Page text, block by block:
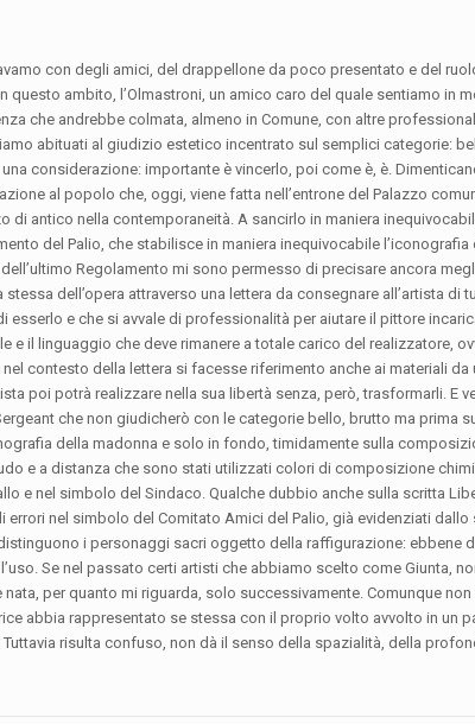
con degli amici, del drappellone da poco presentato e del
questo ambito, l’Olmastroni, un amico caro del quale sentiamo in
che andrebbe colmata, almeno in Comune, con altre
abituati al giudizio estetico incentrato sul semplici categorie:
considerazione: importante è vincerlo, poi come è, è.
al popolo che, oggi, viene fatta nell’entrone del Palazzo
di antico nella contemporaneità. A sancirlo in maniera
del Palio, che stabilisce in maniera inequivocabile l’iconografia
Regolamento mi sono permesso di precisare ancora
stessa dell’opera attraverso una lettera da consegnare all’artista di
esserlo e che si avvale di professionalità per aiutare il pittore
e il linguaggio che deve rimanere a totale carico del realizzatore,
nel contesto della lettera si facesse riferimento anche ai materiali da
poi potrà realizzare nella sua libertà senza, però, trasformarli. E
che non giudicherò con le categorie bello, brutto ma prima
della madonna e solo in fondo, timidamente sulla
e a distanza che sono stati utilizzati colori di composizione
e nel simbolo del Sindaco. Qualche dubbio anche sulla scritta
nel simbolo del Comitato Amici del Palio, già evidenziati
i personaggi sacri oggetto della raffigurazione: ebbene
Se nel passato certi artisti che abbiamo scelto come Giunta,
per quanto mi riguarda, solo successivamente. Comunque non
abbia rappresentato se stessa con il proprio volto avvolto in un
risulta confuso, non dà il senso della spazialità, della